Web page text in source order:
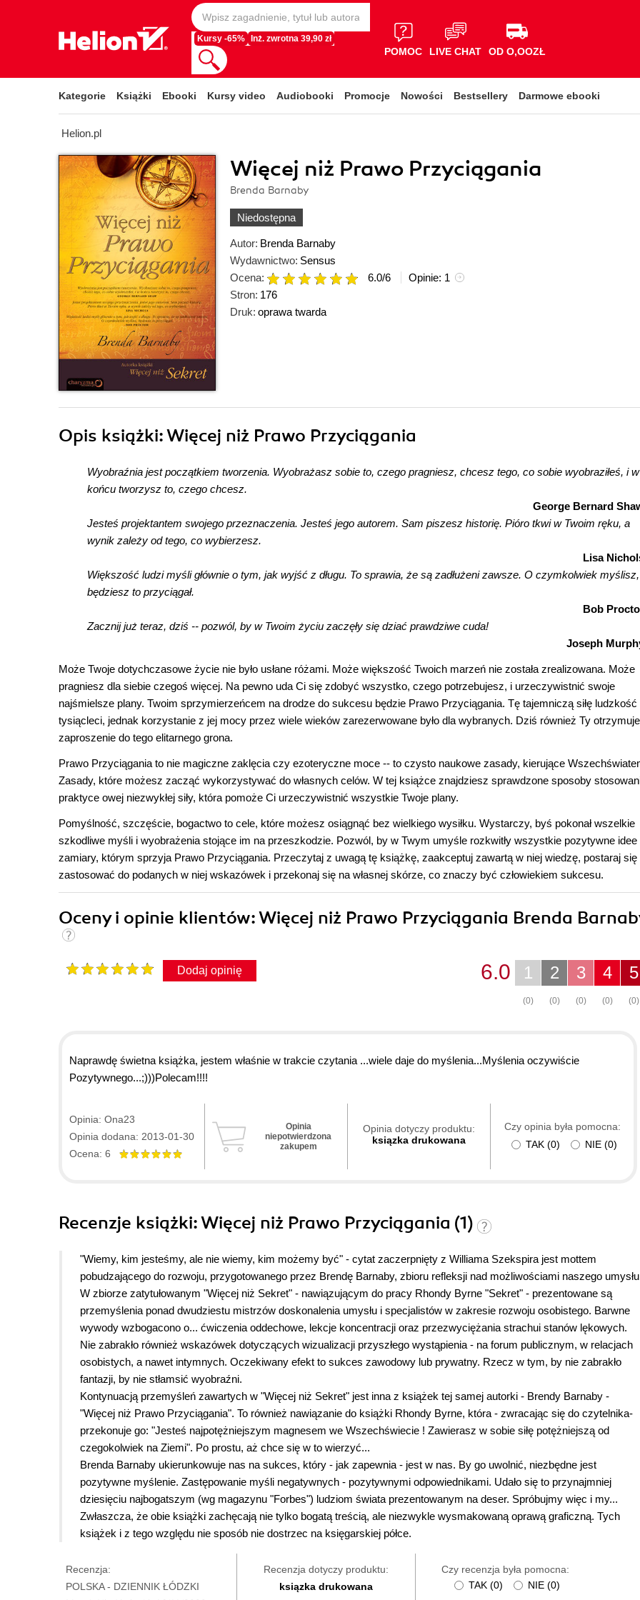
Kursy -65% Inż. zwrotna 39,90 zł
POMOC LIVE CHAT OD O,OOZŁ
Kategorie Książki Ebooki Kursy video Audiobooki Promocje Nowości Bestsellery Darmowe ebooki
Helion.pl
Więcej niż Prawo Przyciągania
Brenda Barnaby
Niedostępna
Autor: Brenda Barnaby
Wydawnictwo: Sensus
Ocena:
6.0/6 Opinie: 1
Stron: 176
Druk: oprawa twarda
Opis książki: Więcej niż Prawo Przyciągania
Wyobraźnia jest początkiem tworzenia. Wyobrażasz sobie to, czego pragniesz, chcesz tego, co sobie wyobraziłeś, i w
końcu tworzysz to, czego chcesz.
George Bernard
Jesteś projektantem swojego przeznaczenia. Jesteś jego autorem. Sam piszesz historię. Pióro tkwi w Twoim ręku, a
wynik zależy od tego, co wybierzesz.
Lisa
Większość ludzi myśli głównie o tym, jak wyjść z długu. To sprawia, że są zadłużeni zawsze. O czymkolwiek myślisz,
będziesz to przyciągał.
Bob
Zacznij już teraz, dziś -- pozwól, by w Twoim życiu zaczęły się dziać prawdziwe cuda!
Joseph
Może Twoje dotychczasowe życie nie było usłane różami. Może większość Twoich marzeń nie została zrealizowana. Może
pragniesz dla siebie czegoś więcej. Na pewno uda Ci się zdobyć wszystko, czego potrzebujesz, i urzeczywistnić swoje
najśmielsze plany. Twoim sprzymierzeńcem na drodze do sukcesu będzie Prawo Przyciągania. Tę tajemniczą siłę ludzkość
tysiącleci, jednak korzystanie z jej mocy przez wiele wieków zarezerwowane było dla wybranych. Dziś również Ty
zaproszenie do tego elitarnego grona.
Prawo Przyciągania to nie magiczne zaklęcia czy ezoteryczne moce -- to czysto naukowe zasady, kierujące
Zasady, które możesz zacząć wykorzystywać do własnych celów. W tej książce znajdziesz sprawdzone sposoby
praktyce owej niezwykłej siły, która pomoże Ci urzeczywistnić wszystkie Twoje plany.
Pomyślność, szczęście, bogactwo to cele, które możesz osiągnąć bez wielkiego wysiłku. Wystarczy, byś pokonał wszelkie
szkodliwe myśli i wyobrażenia stojące im na przeszkodzie. Pozwól, by w Twym umyśle rozkwitły wszystkie pozytywne idee
zamiary, którym sprzyja Prawo Przyciągania. Przeczytaj z uwagą tę książkę, zaakceptuj zawartą w niej wiedzę, postaraj się
zastosować do podanych w niej wskazówek i przekonaj się na własnej skórze, co znaczy być człowiekiem sukcesu.
Oceny i opinie klientów: Więcej niż Prawo Przyciągania Brenda
Dodaj opinię 5
(0)
4
(0)
3
(0)
2
(0)
1
(0)
6.0
Naprawdę świetna książka, jestem właśnie w trakcie czytania ...wiele daje do myślenia...Myślenia oczywiście
Pozytywnego...;)))Polecam!!!!
Opinia: Ona23
Opinia dodana: 2013-01-30
Ocena: 6
Opinia
niepotwierdzona
zakupem
Opinia dotyczy produktu:
ksiązka drukowana
Czy opinia była pomocna:
TAK (0) NIE (0)
Recenzje książki: Więcej niż Prawo Przyciągania (1)
"Wiemy, kim jesteśmy, ale nie wiemy, kim możemy być" - cytat zaczerpnięty z Williama Szekspira jest mottem
pobudzającego do rozwoju, przygotowanego przez Brendę Barnaby, zbioru refleksji nad możliwościami naszego
W zbiorze zatytułowanym "Więcej niż Sekret" - nawiązującym do pracy Rhondy Byrne "Sekret" - prezentowane są
przemyślenia ponad dwudziestu mistrzów doskonalenia umysłu i specjalistów w zakresie rozwoju osobistego. Barwne
wywody wzbogacono o... ćwiczenia oddechowe, lekcje koncentracji oraz przezwyciężania strachui stanów lękowych.
Nie zabrakło również wskazówek dotyczących wizualizacji przyszłego wystąpienia - na forum publicznym, w relacjach
osobistych, a nawet intymnych. Oczekiwany efekt to sukces zawodowy lub prywatny. Rzecz w tym, by nie zabrakło
fantazji, by nie stłamsić wyobraźni.
Kontynuacją przemyśleń zawartych w "Więcej niż Sekret" jest inna z książek tej samej autorki - Brendy Barnaby -
"Więcej niż Prawo Przyciągania". To również nawiązanie do książki Rhondy Byrne, która - zwracając się do czytelnika-
przekonuje go: "Jesteś najpotężniejszym magnesem we Wszechświecie ! Zawierasz w sobie siłę potężniejszą od
czegokolwiek na Ziemi". Po prostu, aż chce się w to wierzyć...
Brenda Barnaby ukierunkowuje nas na sukces, który - jak zapewnia - jest w nas. By go uwolnić, niezbędne jest
pozytywne myślenie. Zastępowanie myśli negatywnych - pozytywnymi odpowiednikami. Udało się to przynajmniej
dziesięciu najbogatszym (wg magazynu "Forbes") ludziom świata prezentowanym na deser. Spróbujmy więc i my...
Zwłaszcza, że obie książki zachęcają nie tylko bogatą treścią, ale niezwykle wysmakowaną oprawą graficzną. Tych
książek i z tego względu nie sposób nie dostrzec na księgarskiej półce.
Recenzja:
POLSKA - DZIENNIK ŁÓDZKI
Recenzja dotyczy produktu:
ksiązka drukowana
Czy recenzja była pomocna:
TAK (0) NIE (0)